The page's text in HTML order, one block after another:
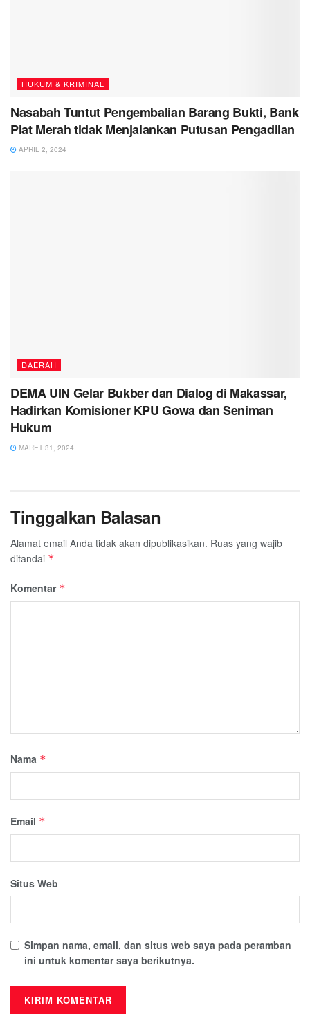
HUKUM & KRIMINAL
Nasabah Tuntut Pengembalian Barang Bukti, Bank
Plat Merah tidak Menjalankan Putusan Pengadilan
APRIL 2, 2024
DAERAH
DEMA UIN Gelar Bukber dan Dialog di Makassar,
Hadirkan Komisioner KPU Gowa dan Seniman
Hukum
MARET 31, 2024
Tinggalkan Balasan
Alamat email Anda tidak akan dipublikasikan. Ruas yang wajib
ditandai *
Komentar *
Nama *
Email *
Situs Web
Simpan nama, email, dan situs web saya pada peramban
ini untuk komentar saya berikutnya.